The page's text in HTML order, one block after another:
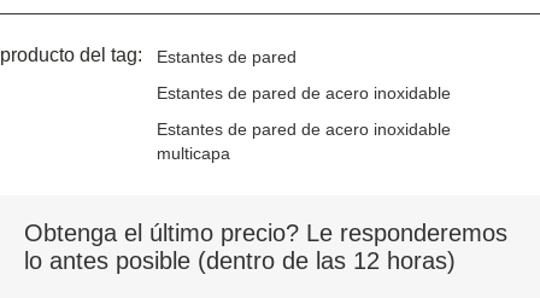
producto del tag:
Estantes de pared
Estantes de pared de acero inoxidable
Estantes de pared de acero inoxidable
multicapa
Obtenga el último precio? Le responderemos
lo antes posible (dentro de las 12 horas)